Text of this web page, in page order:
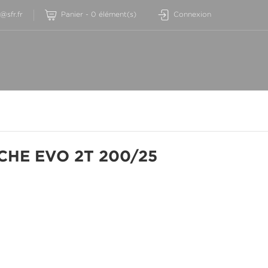
Panier - 0 élément(s) Connexion
EVO 2T 200/25